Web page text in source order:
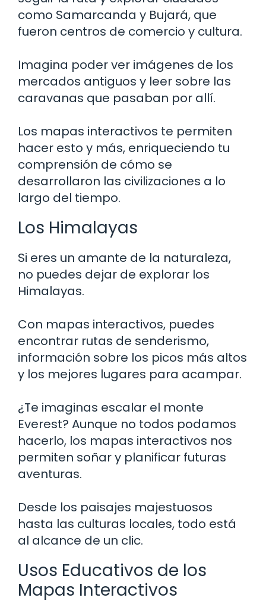
como Samarcanda y Bujará, que
fueron centros de comercio y cultura.
Imagina poder ver imágenes de los
mercados antiguos y leer sobre las
caravanas que pasaban por allí.
Los mapas interactivos te permiten
hacer esto y más, enriqueciendo tu
comprensión de cómo se
desarrollaron las civilizaciones a lo
largo del tiempo.
Los Himalayas
Si eres un amante de la naturaleza,
no puedes dejar de explorar los
Himalayas.
Con mapas interactivos, puedes
encontrar rutas de senderismo,
información sobre los picos más altos
y los mejores lugares para acampar.
¿Te imaginas escalar el monte
Everest? Aunque no todos podamos
hacerlo, los mapas interactivos nos
permiten soñar y planificar futuras
aventuras.
Desde los paisajes majestuosos
hasta las culturas locales, todo está
al alcance de un clic.
Usos Educativos de los
Mapas Interactivos